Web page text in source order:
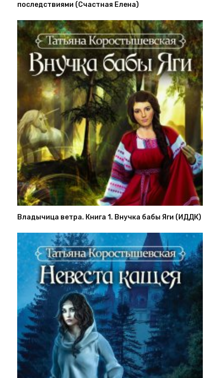
последствиями (Счастная Елена)
Владычица ветра. Книга 1. Внучка бабы Яги (ИДДК)